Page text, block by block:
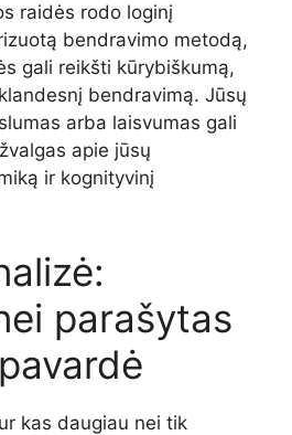
raidės rodo loginį
bendravimo metodą,
gali reikšti kūrybiškumą,
bendravimą. Jūsų
arba laisvumas gali
apie jūsų
ir kognityvinį
parašytas
kas daugiau nei tik